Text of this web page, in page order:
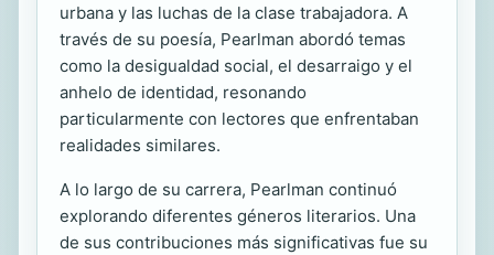
urbana y las luchas de la clase trabajadora. A
través de su poesía, Pearlman abordó temas
como la desigualdad social, el desarraigo y el
anhelo de identidad, resonando
particularmente con lectores que enfrentaban
realidades similares.
A lo largo de su carrera, Pearlman continuó
explorando diferentes géneros literarios. Una
de sus contribuciones más significativas fue su